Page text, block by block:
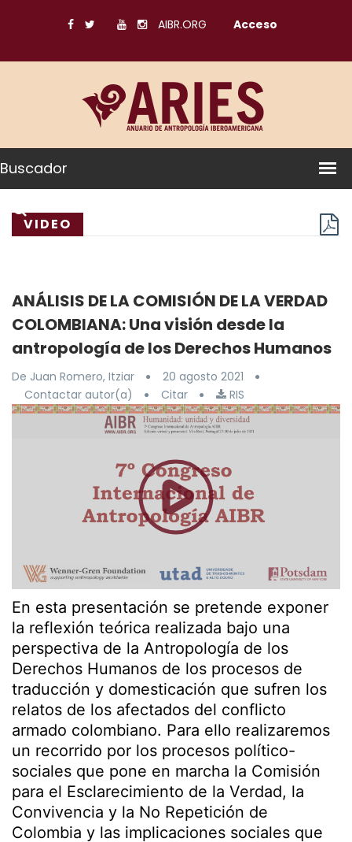
AIBR.ORG Acceso
Buscador
VIDEO
ANÁLISIS DE LA COMISIÓN DE LA VERDAD
COLOMBIANA: Una visión desde la
antropología de los Derechos Humanos
De Juan Romero, Itziar
20 agosto 2021
Contactar autor(a)
Citar RIS
En esta presentación se pretende exponer
la reflexión teórica realizada bajo una
perspectiva de la Antropología de los
Derechos Humanos de los procesos de
traducción y domesticación que sufren los
relatos de los afectados del conflicto
armado colombiano. Para ello realizaremos
un recorrido por los procesos político-
sociales que pone en marcha la Comisión
para el Esclarecimiento de la Verdad, la
Convivencia y la No Repetición de
Colombia y las implicaciones sociales que